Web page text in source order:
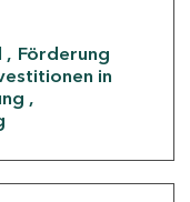
Förderung
in